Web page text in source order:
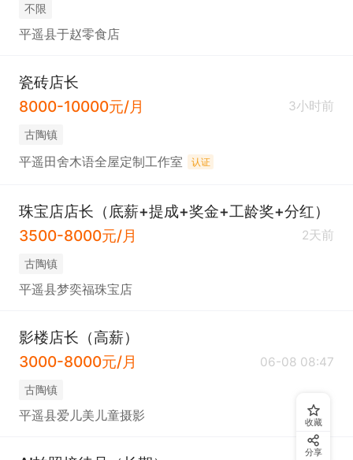
不限
平遥县于赵零食店
瓷砖店长
8000-10000元/月
3小时前
古陶镇
平遥田舍木语全屋定制工作室 认证
珠宝店店长（底薪+提成+奖金+工龄奖+分红）
3500-8000元/月
2天前
古陶镇
平遥县梦奕福珠宝店
影楼店长（高薪）
3000-8000元/月
06-08 08:47
古陶镇
平遥县爱儿美儿童摄影 收藏
分享